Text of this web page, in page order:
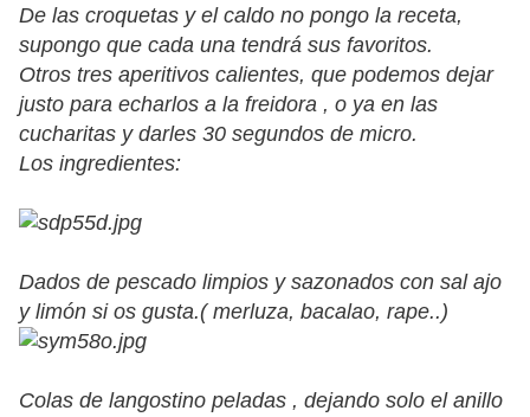
De las croquetas y el caldo no pongo la receta,
supongo que cada una tendrá sus favoritos.
Otros tres aperitivos calientes, que podemos dejar
justo para echarlos a la freidora , o ya en las
cucharitas y darles 30 segundos de micro.
Los ingredientes:
Dados de pescado limpios y sazonados con sal ajo
y limón si os gusta.( merluza, bacalao, rape..)
Colas de langostino peladas , dejando solo el anillo